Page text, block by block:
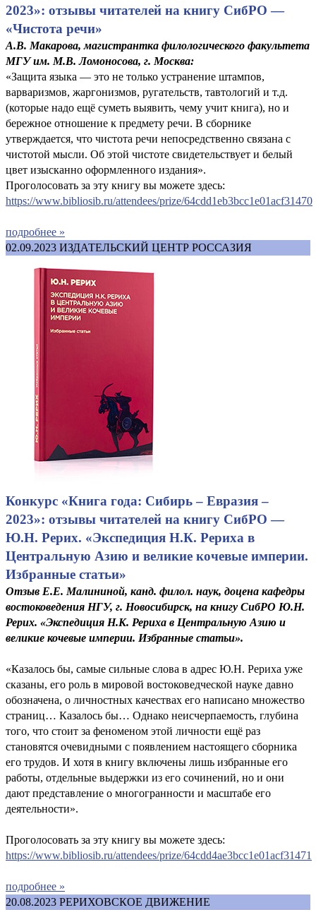
2023»: отзывы читателей на книгу СибРО —
«Чистота речи»
А.В. Макарова, магистрантка филологического факультета
МГУ им. М.В. Ломоносова, г. Москва:
«Защита языка — это не только устранение штампов,
варваризмов, жаргонизмов, ругательств, тавтологий и т.д.
(которые надо ещё суметь выявить, чему учит книга), но и
бережное отношение к предмету речи. В сборнике
утверждается, что чистота речи непосредственно связана с
чистотой мысли. Об этой чистоте свидетельствует и белый
цвет изысканно оформленного издания».
Проголосовать за эту книгу вы можете здесь:
https://www.bibliosib.ru/attendees/prize/64cdd1eb3bcc1e01acf31470
подробнее »
02.09.2023 ИЗДАТЕЛЬСКИЙ ЦЕНТР РОССАЗИЯ
Конкурс «Книга года: Сибирь – Евразия –
2023»: отзывы читателей на книгу СибРО —
Ю.Н. Рерих. «Экспедиция Н.К. Рериха в
Центральную Азию и великие кочевые империи.
Избранные статьи»
Отзыв Е.Е. Малининой, канд. филол. наук, доцена кафедры
востоковедения НГУ, г. Новосибирск, на книгу СибРО Ю.Н.
Рерих. «Экспедиция Н.К. Рериха в Центральную Азию и
великие кочевые империи. Избранные статьи».
«Казалось бы, самые сильные слова в адрес Ю.Н. Рериха уже
сказаны, его роль в мировой востоковедческой науке давно
обозначена, о личностных качествах его написано множество
страниц… Казалось бы… Однако неисчерпаемость, глубина
того, что стоит за феноменом этой личности ещё раз
становятся очевидными с появлением настоящего сборника
его трудов. И хотя в книгу включены лишь избранные его
работы, отдельные выдержки из его сочинений, но и они
дают представление о многогранности и масштабе его
деятельности».
Проголосовать за эту книгу вы можете здесь:
https://www.bibliosib.ru/attendees/prize/64cdd4ae3bcc1e01acf31471
подробнее »
20.08.2023 РЕРИХОВСКОЕ ДВИЖЕНИЕ